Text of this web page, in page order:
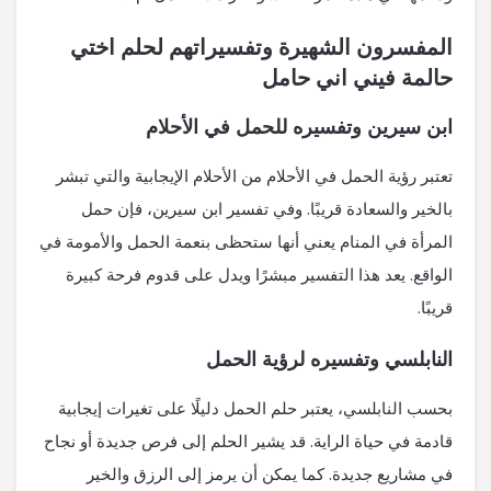
المفسرون الشهيرة وتفسيراتهم لحلم اختي
حالمة فيني اني حامل
ابن سيرين وتفسيره للحمل في الأحلام
تعتبر رؤية الحمل في الأحلام من الأحلام الإيجابية والتي تبشر
بالخير والسعادة قريبًا. وفي تفسير ابن سيرين، فإن حمل
المرأة في المنام يعني أنها ستحظى بنعمة الحمل والأمومة في
الواقع. يعد هذا التفسير مبشرًا ويدل على قدوم فرحة كبيرة
قريبًا.
النابلسي وتفسيره لرؤية الحمل
بحسب النابلسي، يعتبر حلم الحمل دليلًا على تغيرات إيجابية
قادمة في حياة الراية. قد يشير الحلم إلى فرص جديدة أو نجاح
في مشاريع جديدة. كما يمكن أن يرمز إلى الرزق والخير